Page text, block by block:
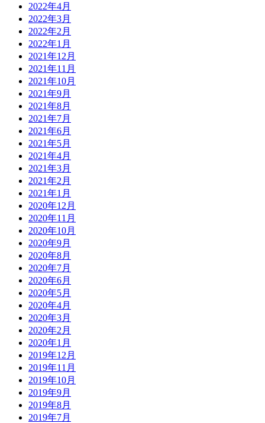
2022年4月
2022年3月
2022年2月
2022年1月
2021年12月
2021年11月
2021年10月
2021年9月
2021年8月
2021年7月
2021年6月
2021年5月
2021年4月
2021年3月
2021年2月
2021年1月
2020年12月
2020年11月
2020年10月
2020年9月
2020年8月
2020年7月
2020年6月
2020年5月
2020年4月
2020年3月
2020年2月
2020年1月
2019年12月
2019年11月
2019年10月
2019年9月
2019年8月
2019年7月